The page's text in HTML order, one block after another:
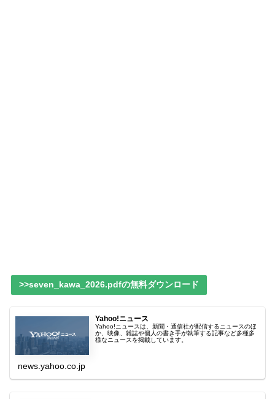
>>seven_kawa_2026.pdfの無料ダウンロード
Yahoo!ニュース
Yahoo!ニュースは、新聞・通信社が配信するニュースのほ
か、映像、雑誌や個人の書き手が執筆する記事など多種多
様なニュースを掲載しています。
news.yahoo.co.jp